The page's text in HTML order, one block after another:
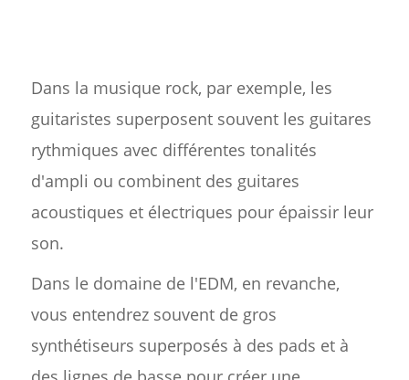
Dans la musique rock, par exemple, les
guitaristes superposent souvent les guitares
rythmiques avec différentes tonalités
d'ampli ou combinent des guitares
acoustiques et électriques pour épaissir leur
son.
Dans le domaine de l'EDM, en revanche,
vous entendrez souvent de gros
synthétiseurs superposés à des pads et à